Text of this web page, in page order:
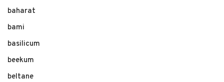
baharat
bami
basilicum
beekum
beltane